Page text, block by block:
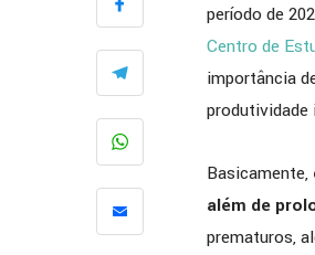
período de
Centro de
importância
produtividade
Basicamente,
além de
prematuros,